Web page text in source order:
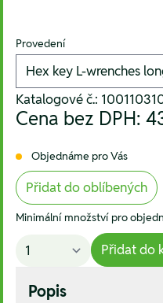
Provedení
Katalogové č.:
Cena bez DPH:
Objednáme pro Vás
Přidat do oblíbených
Minimální množství pro
Přidat do
Popis